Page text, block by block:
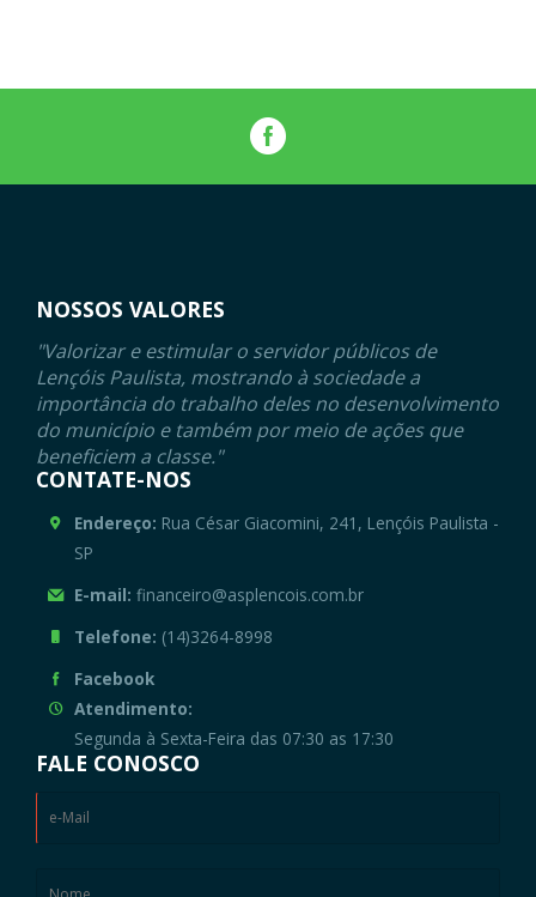
NOSSOS VALORES
"Valorizar e estimular o servidor públicos de
Lençóis Paulista, mostrando à sociedade a
importância do trabalho deles no desenvolvimento
do município e também por meio de ações que
beneficiem a classe."
CONTATE-NOS
Endereço: Rua César Giacomini, 241, Lençóis Paulista -
SP
E-mail: financeiro@asplencois.com.br
Telefone: (14)3264-8998
Facebook
Atendimento:
Segunda à Sexta-Feira das 07:30 as 17:30
FALE CONOSCO